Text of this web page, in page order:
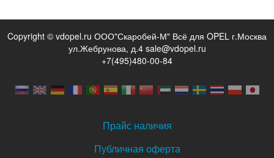
Copyright © vdopel.ru ООО"Скаробей-М" Всё для OPEL г.Москва
ул.Жебрунова, д.4 sale@vdopel.ru
+7(495)480-00-84
Прайс наличия
Публичная оферта